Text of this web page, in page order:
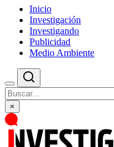
Inicio
Investigación
Investigando
Publicidad
Medio Ambiente
×